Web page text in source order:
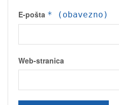
E-pošta * (obavezno)
Web-stranica